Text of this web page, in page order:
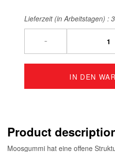
Lieferzeit (in Arbeitstagen) :
-
IN DEN
Product
Moosgummi hat eine offene